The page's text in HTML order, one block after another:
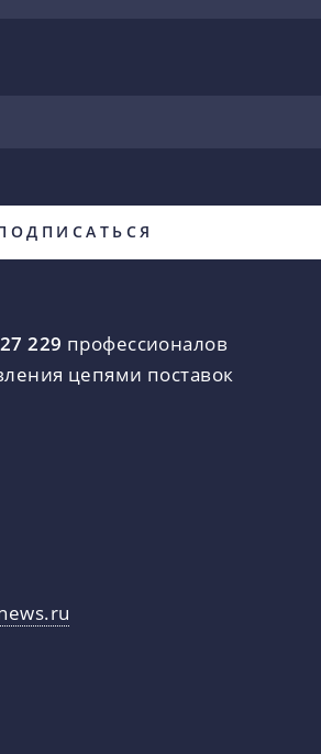
27 229 профессионалов
цепями поставок